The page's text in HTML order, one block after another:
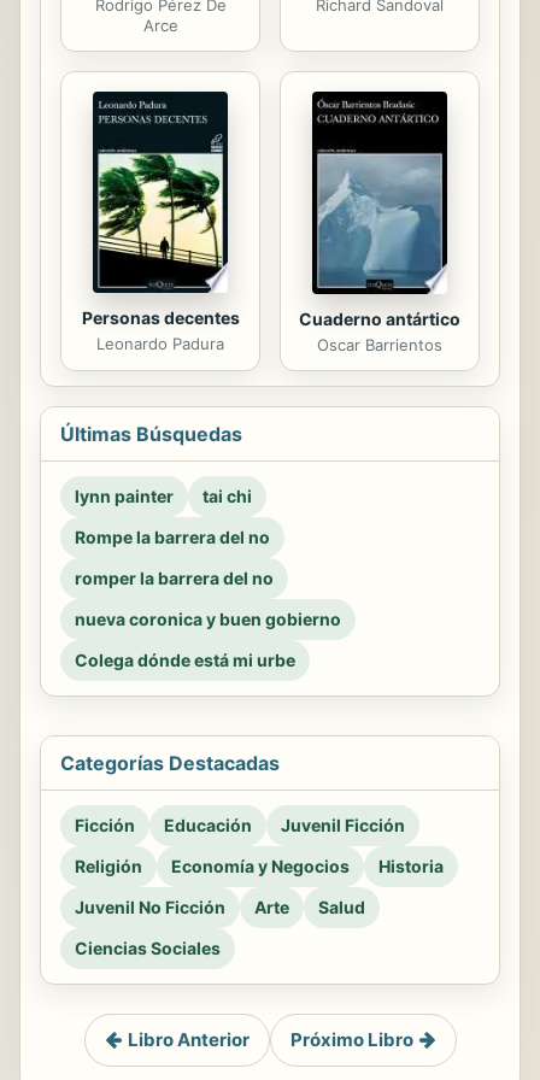
Rodrigo Pérez De
Arce
Richard Sandoval
Personas decentes
Leonardo Padura
Cuaderno antártico
Oscar Barrientos
Últimas Búsquedas
lynn painter
tai chi
Rompe la barrera del no
romper la barrera del no
nueva coronica y buen gobierno
Colega dónde está mi urbe
Categorías Destacadas
Ficción Educación
Juvenil Ficción
Religión
Economía y Negocios
Historia
Juvenil No Ficción
Arte
Salud
Ciencias Sociales
Libro Anterior Próximo Libro